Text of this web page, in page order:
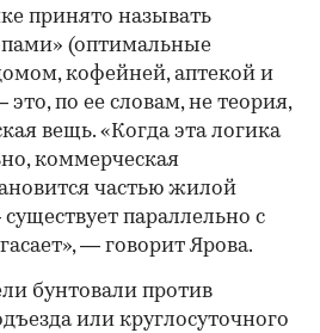
принято называть
(оптимальные
кофейней, аптекой и
это, по ее словам, не теория,
вещь. «Когда эта логика
коммерческая
частью жилой
параллельно с
— говорит Ярова.
бунтовали против
или круглосуточного